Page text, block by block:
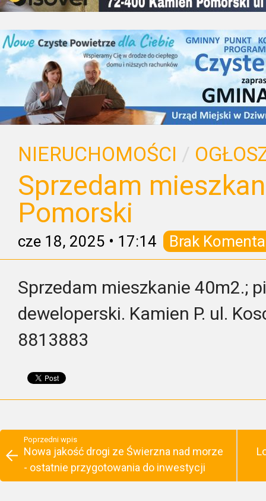
NIERUCHOMOŚCI /
Sprzedam
Pomorski
cze 18, 2025 • 17:14 Brak
Sprzedam mieszkanie 40m2.;
deweloperski. Kamien P. ul.
8813883
Poprzedni wpis
Nowa jakość drogi ze Świerzna nad morze
- ostatnie przygotowania do inwestycji